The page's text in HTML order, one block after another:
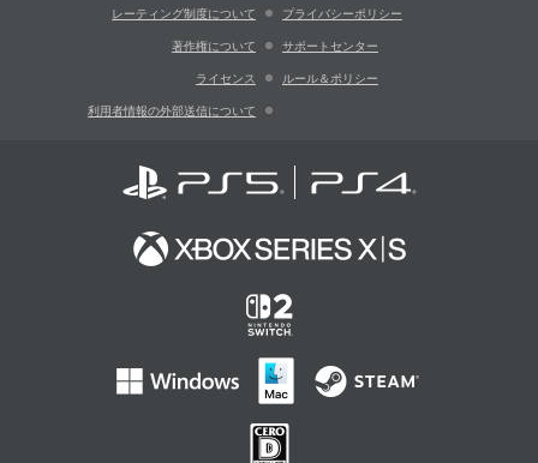
レーティング制度について プライバシーポリシー
著作権について サポートセンター
ライセンス ルール＆ポリシー
利用者情報の外部送信について